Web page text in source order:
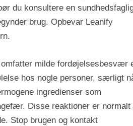
du konsultere en
brug. Opbevar Leanify
milde fordøjelsesbesvær
hos nogle personer, særligt
ingredienser som
Disse reaktioner er normalt
Stop brugen og kontakt